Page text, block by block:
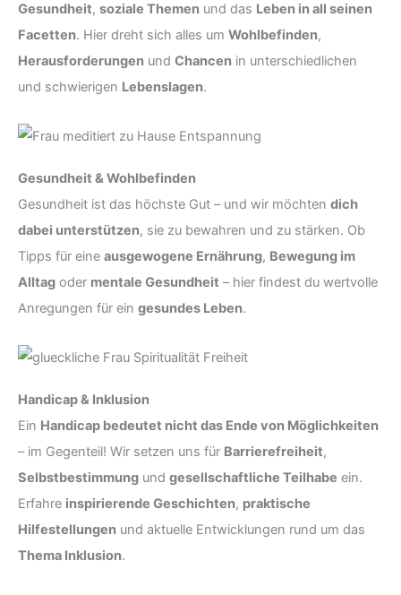
Gesundheit, soziale Themen und das Leben in all seinen
Facetten. Hier dreht sich alles um Wohlbefinden,
Herausforderungen und Chancen in unterschiedlichen
und schwierigen Lebenslagen.
Gesundheit & Wohlbefinden
Gesundheit ist das höchste Gut – und wir möchten dich
dabei unterstützen, sie zu bewahren und zu stärken. Ob
Tipps für eine ausgewogene Ernährung, Bewegung im
Alltag oder mentale Gesundheit – hier findest du wertvolle
Anregungen für ein gesundes Leben.
Handicap & Inklusion
Ein Handicap bedeutet nicht das Ende von Möglichkeiten
– im Gegenteil! Wir setzen uns für Barrierefreiheit,
Selbstbestimmung und gesellschaftliche Teilhabe ein.
Erfahre inspirierende Geschichten, praktische
Hilfestellungen und aktuelle Entwicklungen rund um das
Thema Inklusion.